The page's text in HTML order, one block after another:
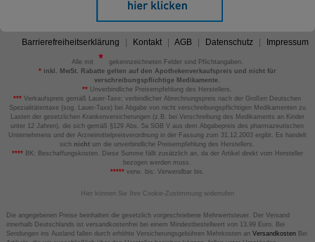
Barrierefreiheitserklärung Kontakt AGB Datenschutz Impressum
Alle mit
gekennzeichneten Felder sind Pflichtangaben.
*inkl. MwSt. Rabatte gelten auf den Apothekenverkaufspreis und nicht für
verschreibungspflichtige Medikamente.
** Unverbindliche Preisempfehlung des Herstellers.
*** Verkaufspreis gemäß Lauer-Taxe; verbindlicher Abrechnungspreis nach der Großen Deutschen
Spezialitätentaxe (sog. Lauer-Taxe) bei Abgabe von nicht verschreibungspflichtigen Medikamenten zu
Lasten der gesetzlichen Krankenversicherungen (z.B. bei Verschreibung des Medikaments an Kinder
unter 12 Jahren), die sich gemäß §129 Abs. 5a SGB V aus dem Abgabepreis des pharmazeutischen
Unternehmens und der Arzneimittelpreisverordnung in der Fassung zum 31.12.2003 ergibt. Es handelt
sich nicht um die unverbindliche Preisempfehlung des Herstellers.
****BK: Beschaffungskosten. Diese Summe fällt zusätzlich an, da der Artikel direkt vom Hersteller
bezogen werden muss.
*****verw. bis: Verwendbar bis.
Hier können Sie Ihre Cookie-Zustimmung widerrufen
Die angegebenen Preise beinhalten die gesetzlich vorgeschriebene Mehrwertsteuer. Der Versand
innerhalb Deutschlands ist versandkostenfrei bei einem Mindestbestellwert von 13,99 Euro. Bei
Sendungen ins Ausland fallen durch erhöhte Versicherungsgebühren Mehrkosten an VersandkostenBei